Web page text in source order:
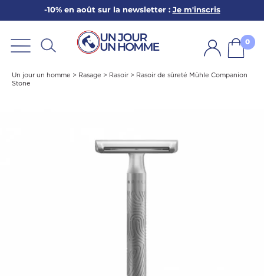
-10% en août sur la newsletter : Je m'inscris
0
Un jour un homme > Rasage > Rasoir > Rasoir de sûreté Mühle Companion
Stone